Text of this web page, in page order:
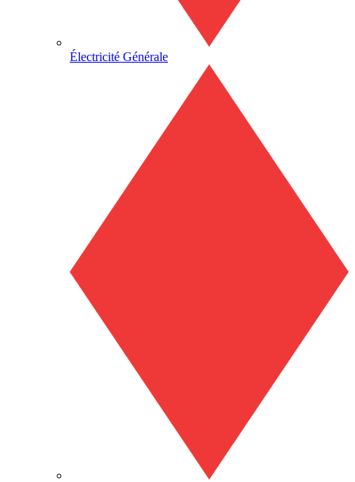
Électricité Générale